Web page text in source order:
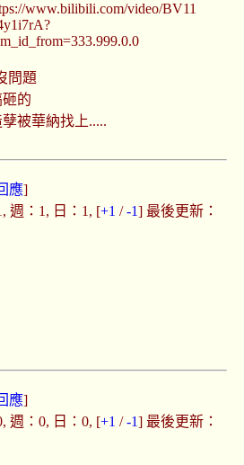
www.bilibili.com/video/BV11
問題
的
被華納找上.....
應]
週：1, 日：1, [+1 /-1] 最後更新：
應]
週：0, 日：0, [+1 /-1] 最後更新：